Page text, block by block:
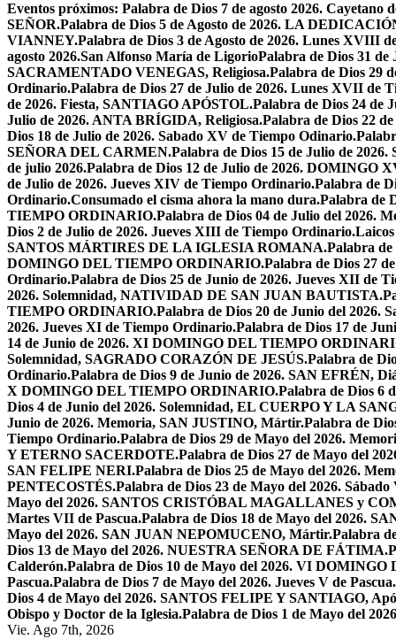
Eventos próximos: Palabra de Dios 7 de agosto 2026. Cayetano
SEÑOR.Palabra de Dios 5 de Agosto de 2026. LA
VIANNEY.Palabra de Dios 3 de Agosto de 2026. Lunes XVIII
agosto 2026.San Alfonso María de LigorioPalabra de Dios 31
SACRAMENTADO VENEGAS, Religiosa.Palabra de Dios 29
Ordinario.Palabra de Dios 27 de Julio de 2026. Lunes XVII de
de 2026. Fiesta, SANTIAGO APÓSTOL.Palabra de Dios 24 de
Julio de 2026. ANTA BRÍGIDA, Religiosa.Palabra de Dios 22
Dios 18 de Julio de 2026. Sabado XV de Tiempo Odinario.
SEÑORA DEL CARMEN.Palabra de Dios 15 de Julio de
de julio 2026.Palabra de Dios 12 de Julio de 2026.
de Julio de 2026. Jueves XIV de Tiempo Ordinario.Palabra de
Ordinario.Consumado el cisma ahora la mano dura.Palabra de
TIEMPO ORDINARIO.Palabra de Dios 04 de Julio del 2026.
Dios 2 de Julio de 2026. Jueves XIII de Tiempo Ordinario.
SANTOS MÁRTIRES DE LA IGLESIA ROMANA.Palabra de
DOMINGO DEL TIEMPO ORDINARIO.Palabra de Dios 27
Ordinario.Palabra de Dios 25 de Junio de 2026. Jueves XII de
2026. Solemnidad, NATIVIDAD DE SAN JUAN BAUTISTA.
TIEMPO ORDINARIO.Palabra de Dios 20 de Junio del 2026.
2026. Jueves XI de Tiempo Ordinario.Palabra de Dios 17 de
14 de Junio de 2026. XI DOMINGO DEL TIEMPO
Solemnidad, SAGRADO CORAZÓN DE JESÚS.Palabra de
Ordinario.Palabra de Dios 9 de Junio de 2026. SAN EFRÉN,
X DOMINGO DEL TIEMPO ORDINARIO.Palabra de Dios 6
Dios 4 de Junio del 2026. Solemnidad, EL CUERPO Y LA
Junio de 2026. Memoria, SAN JUSTINO, Mártir.Palabra de
Tiempo Ordinario.Palabra de Dios 29 de Mayo del 2026.
Y ETERNO SACERDOTE.Palabra de Dios 27 de Mayo del
SAN FELIPE NERI.Palabra de Dios 25 de Mayo del 2026.
PENTECOSTÉS.Palabra de Dios 23 de Mayo del 2026.
Mayo del 2026. SANTOS CRISTÓBAL MAGALLANES y
Martes VII de Pascua.Palabra de Dios 18 de Mayo del 2026.
Mayo del 2026. SAN JUAN NEPOMUCENO, Mártir.Palabra
Dios 13 de Mayo del 2026. NUESTRA SEÑORA DE FÁTIMA.
Calderón.Palabra de Dios 10 de Mayo del 2026. VI DOMINGO
Pascua.Palabra de Dios 7 de Mayo del 2026. Jueves V de Pascua.
Dios 4 de Mayo del 2026. SANTOS FELIPE Y SANTIAGO,
Obispo y Doctor de la Iglesia.Palabra de Dios 1 de Mayo del
Vie. Ago 7th, 2026